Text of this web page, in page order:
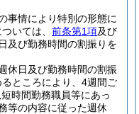
事情により特別の形態に
いては、 前条第1項及び
及び勤務時間の割振りを
休日及び勤務時間の割振
ところにより、4週間ご
時間勤務職員等にあっ
等の内容に従った週休